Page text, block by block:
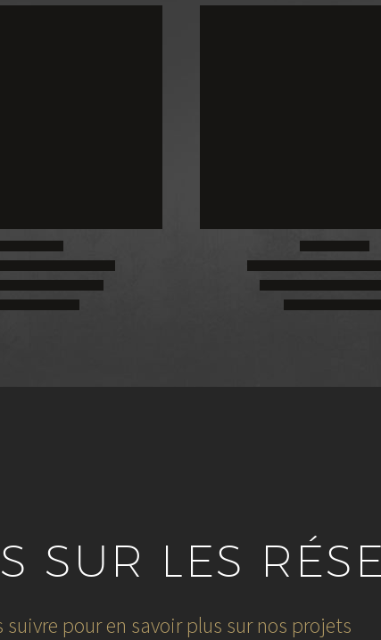
SUR LES
pour en savoir plus sur nos projets